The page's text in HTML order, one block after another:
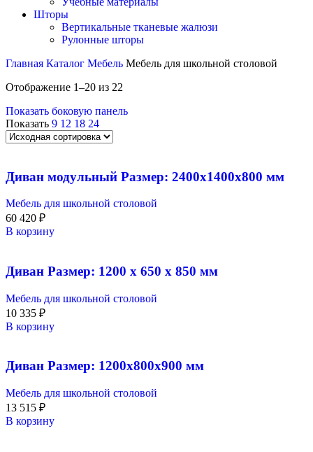
Шторы
Вертикальные тканевые жалюзи
Рулонные шторы
Главная Каталог Мебель Мебель для школьной столовой
Отображение 1–20 из 22
Показать боковую панель
Показать 9 12 18 24
Диван модульный Размер: 2400х1400х800 мм
Мебель для школьной столовой
60 420 ₽
В корзину
Диван Размер: 1200 х 650 х 850 мм
Мебель для школьной столовой
10 335 ₽
В корзину
Диван Размер: 1200х800х900 мм
Мебель для школьной столовой
13 515 ₽
В корзину